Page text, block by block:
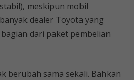
meskipun mobil
dealer Toyota yang
dari paket pembelian
berubah sama sekali. Bahkan